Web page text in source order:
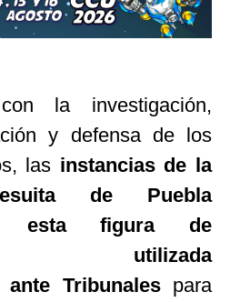
la investigación,
y defensa de los
las instancias de la
de Puebla
esta figura de
utilizada
ante Tribunales para